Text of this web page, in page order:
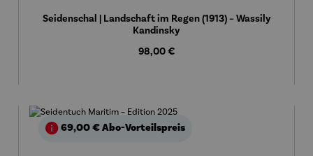
Seidenschal | Landschaft im Regen (1913) – Wassily
Kandinsky
Regulärer Preis:
98,00 €
69,00 €Abo-Vorteilspreis